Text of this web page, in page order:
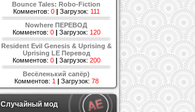
Bounce Tales: Robo-Fiction
Комментов: 0| Загрузок: 111
Nowhere ПЕРЕВОД
Комментов: 0| Загрузок: 120
Resident Evil Genesis & Uprising &
Uprising LE Перевод
Комментов: 0| Загрузок: 200
Весёленький сапёр)
Комментов: 1 | Загрузок: 78
Случайный мод